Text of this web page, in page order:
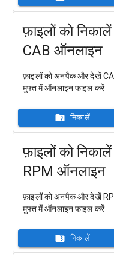
फ़ाइलों को निकालें
CAB ऑनलाइन
फ़ाइलों को अनपैक और देखें
मुफ्त में ऑनलाइन फाइल करें
निकालें
फ़ाइलों को निकालें
RPM ऑनलाइन
फ़ाइलों को अनपैक और देखें
मुफ्त में ऑनलाइन फाइल करें
निकालें